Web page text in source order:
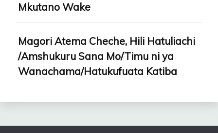
Mkutano Wake
Magori Atema Cheche, Hili Hatuliachi
/Amshukuru Sana Mo/Timu ni ya
Wanachama/Hatukufuata Katiba